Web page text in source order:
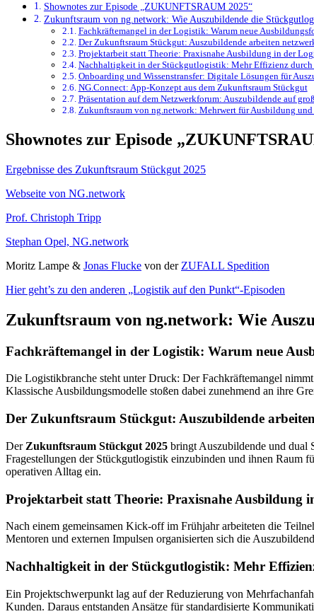
Shownotes zur Episode „ZUKUNFTSRAUM 2025“
Zukunftsraum von ng.network: Wie Auszubildende die
Fachkräftemangel in der Logistik: Warum neue
Der Zukunftsraum Stückgut: Auszubildende arbeiten
Projektarbeit statt Theorie: Praxisnahe Ausbildung in der
Nachhaltigkeit in der Stückgutlogistik: Mehr Effizienz durch
Onboarding und Wissenstransfer: Digitale Lösungen für
NG.Connect: App-Konzept aus dem Zukunftsraum Stückgut
Präsentation auf dem Netzwerkforum: Auszubildende auf
Zukunftsraum von ng.network: Mehrwert für Ausbildung und
Shownotes zur Episode
Ergebnisse des Zukunftsraum Stückgut 2025
Webseite von NG.network
Prof. Christoph Tripp
Stephan Opel, NG.network
Moritz Lampe & Jonas Flucke von der ZUFALL Spedition
Hier geht’s zu den anderen „Logistik auf den Punkt“-Episoden
Zukunftsraum von ng.network: Wie
Fachkräftemangel in der Logistik: Warum neue
Die Logistikbranche steht unter Druck: Der Fachkräftemangel
Klassische Ausbildungsmodelle stoßen dabei zunehmend an ihre
Der Zukunftsraum Stückgut: Auszubildende
Der Zukunftsraum Stückgut 2025 bringt Auszubildende und dual
Fragestellungen der Stückgutlogistik einzubinden und ihnen Raum
operativen Alltag ein.
Projektarbeit statt Theorie: Praxisnahe Ausbildung
Nach einem gemeinsamen Kick-off im Frühjahr arbeiteten die
Mentoren und externen Impulsen organisierten sich die
Nachhaltigkeit in der Stückgutlogistik: Mehr
Ein Projektschwerpunkt lag auf der Reduzierung von
Kunden. Daraus entstanden Ansätze für standardisierte